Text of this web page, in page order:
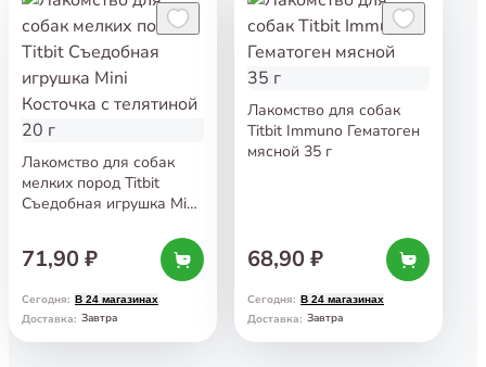
Лакомство для собак
мелких пород Titbit
Съедобная игрушка Mini
71,90 ₽
Сегодня: В 24 магазинах
Доставка: Завтра
Лакомство для собак
Titbit Immuno Гематоген
мясной 35 г
68,90 ₽
Сегодня: В 24 магазинах
Доставка: Завтра